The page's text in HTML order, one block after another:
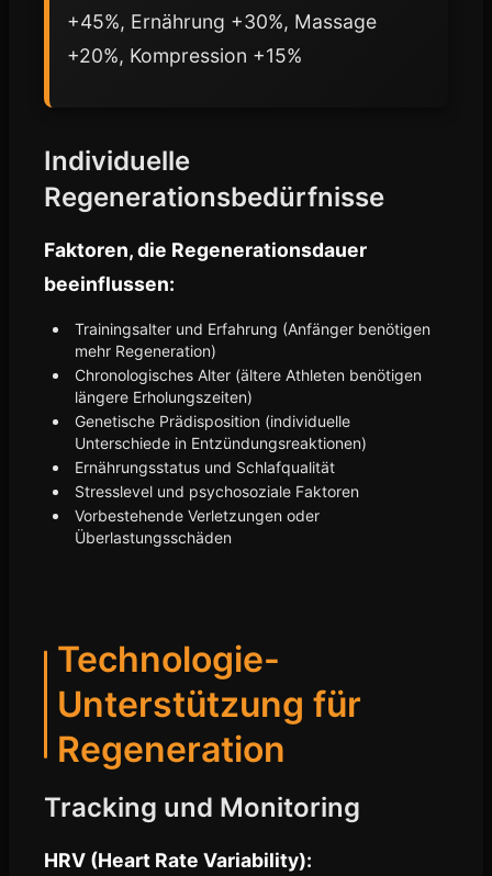
+45%, Ernährung +30%, Massage
+20%, Kompression +15%
Individuelle
Regenerationsbedürfnisse
Faktoren, die Regenerationsdauer
beeinflussen:
Trainingsalter und Erfahrung (Anfänger benötigen
mehr Regeneration)
Chronologisches Alter (ältere Athleten benötigen
längere Erholungszeiten)
Genetische Prädisposition (individuelle
Unterschiede in Entzündungsreaktionen)
Ernährungsstatus und Schlafqualität
Stresslevel und psychosoziale Faktoren
Vorbestehende Verletzungen oder
Überlastungsschäden
Technologie-
Unterstützung für
Regeneration
Tracking und Monitoring
HRV (Heart Rate Variability):